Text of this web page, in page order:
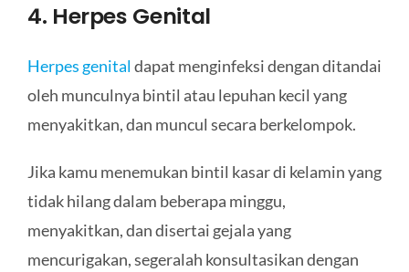
4. Herpes Genital
Herpes genitaldapat menginfeksi dengan ditandai
oleh munculnya bintil atau lepuhan kecil yang
menyakitkan, dan muncul secara berkelompok.
Jika kamu menemukan bintil kasar di kelamin yang
tidak hilang dalam beberapa minggu,
menyakitkan, dan disertai gejala yang
mencurigakan, segeralah konsultasikan dengan